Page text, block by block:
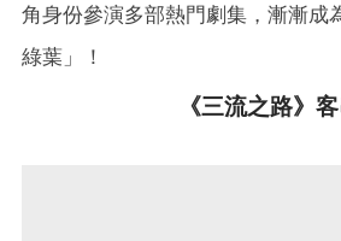
角身份參演多部熱門劇集，漸漸成
綠葉」！
《三流之路》